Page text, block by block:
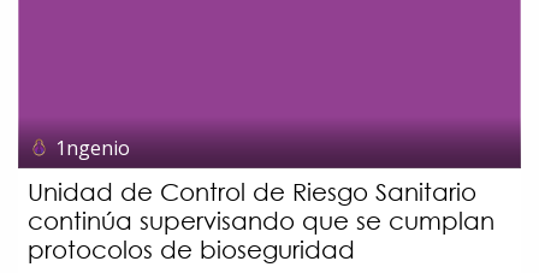
1ngenio
Unidad de Control de Riesgo Sanitario
continúa supervisando que se cumplan
protocolos de bioseguridad